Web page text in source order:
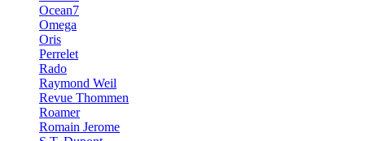
Ocean7
Omega
Oris
Perrelet
Rado
Raymond Weil
Revue Thommen
Roamer
Romain Jerome